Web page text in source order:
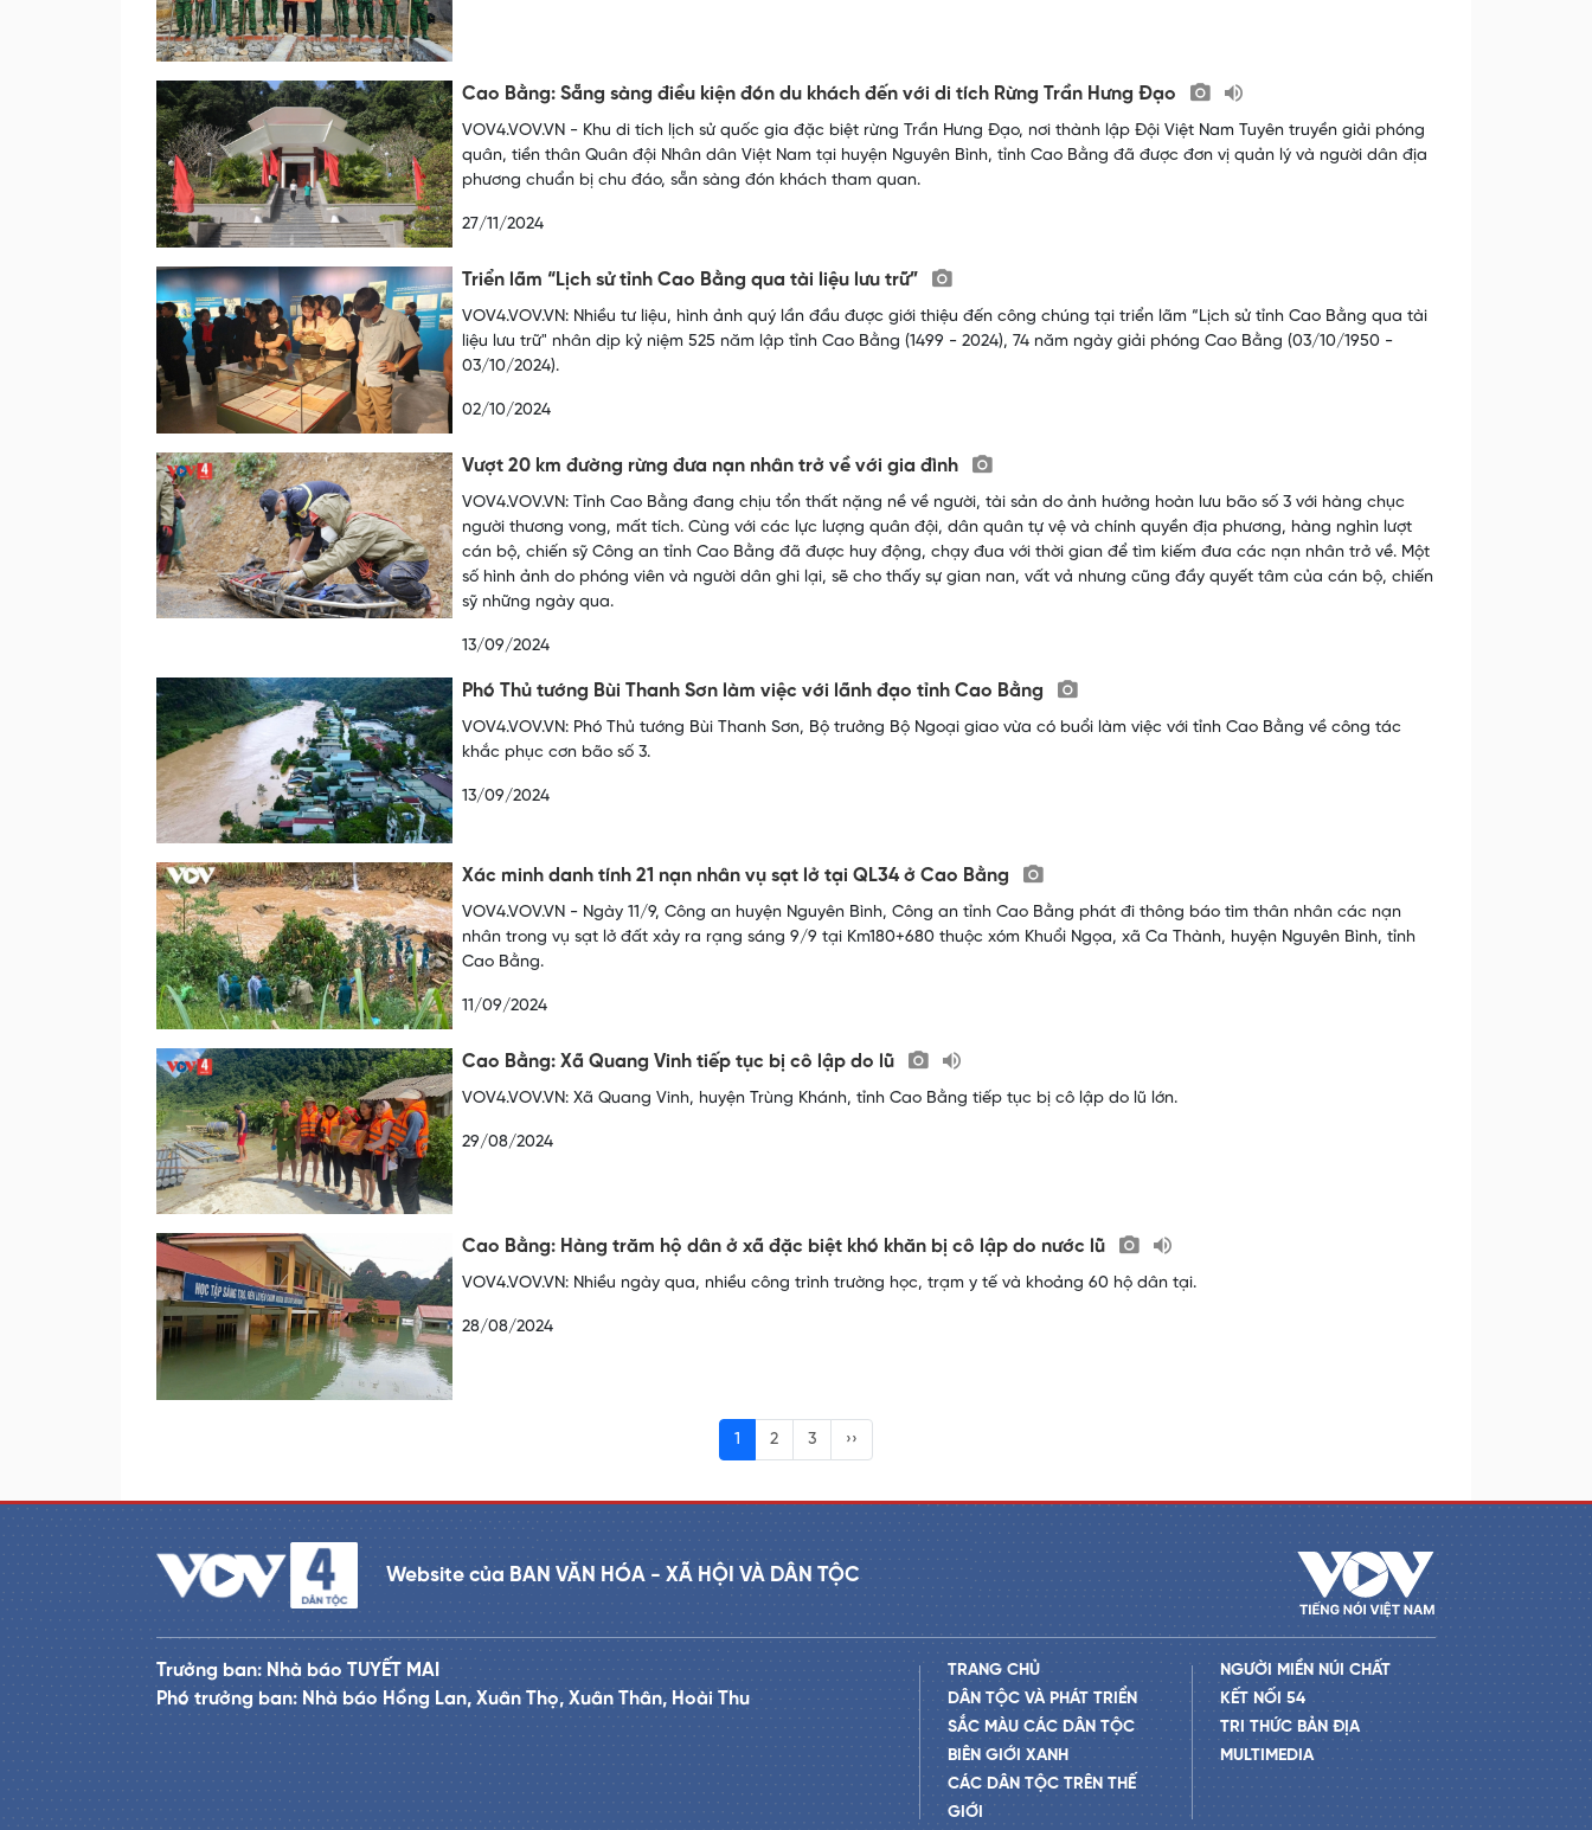
Cao Bằng: Sẵng sàng điều kiện đón du khách đến với di tích Rừng Trần Hưng Đạo
VOV4.VOV.VN - Khu di tích lịch sử quốc gia đặc biệt rừng Trần Hưng Đạo, nơi thành lập Đội Việt Nam Tuyên truyền giải phóng
quân, tiền thân Quân đội Nhân dân Việt Nam tại huyện Nguyên Bình, tỉnh Cao Bằng đã được đơn vị quản lý và người dân địa
phương chuẩn bị chu đáo, sẵn sàng đón khách tham quan.
27/11/2024
Triển lãm “Lịch sử tỉnh Cao Bằng qua tài liệu lưu trữ”
VOV4.VOV.VN: Nhiều tư liệu, hình ảnh quý lần đầu được giới thiệu đến công chúng tại triển lãm “Lịch sử tỉnh Cao Bằng qua tài
liệu lưu trữ" nhân dịp kỷ niệm 525 năm lập tỉnh Cao Bằng (1499 - 2024), 74 năm ngày giải phóng Cao Bằng (03/10/1950 -
03/10/2024).
02/10/2024
Vượt 20 km đường rừng đưa nạn nhân trở về với gia đình
VOV4.VOV.VN: Tỉnh Cao Bằng đang chịu tổn thất nặng nề về người, tài sản do ảnh hưởng hoàn lưu bão số 3 với hàng chục
người thương vong, mất tích. Cùng với các lực lượng quân đội, dân quân tự vệ và chính quyền địa phương, hàng nghìn lượt
cán bộ, chiến sỹ Công an tỉnh Cao Bằng đã được huy động, chạy đua với thời gian để tìm kiếm đưa các nạn nhân trở về. Một
số hình ảnh do phóng viên và người dân ghi lại, sẽ cho thấy sự gian nan, vất vả nhưng cũng đầy quyết tâm của cán bộ, chiến
sỹ những ngày qua.
13/09/2024
Phó Thủ tướng Bùi Thanh Sơn làm việc với lãnh đạo tỉnh Cao Bằng
VOV4.VOV.VN: Phó Thủ tướng Bùi Thanh Sơn, Bộ trưởng Bộ Ngoại giao vừa có buổi làm việc với tỉnh Cao Bằng về công tác
khắc phục cơn bão số 3.
13/09/2024
Xác minh danh tính 21 nạn nhân vụ sạt lở tại QL34 ở Cao Bằng
VOV4.VOV.VN - Ngày 11/9, Công an huyện Nguyên Bình, Công an tỉnh Cao Bằng phát đi thông báo tìm thân nhân các nạn
nhân trong vụ sạt lở đất xảy ra rạng sáng 9/9 tại Km180+680 thuộc xóm Khuổi Ngọa, xã Ca Thành, huyện Nguyên Bình, tỉnh
Cao Bằng.
11/09/2024
Cao Bằng: Xã Quang Vinh tiếp tục bị cô lập do lũ
VOV4.VOV.VN: Xã Quang Vinh, huyện Trùng Khánh, tỉnh Cao Bằng tiếp tục bị cô lập do lũ lớn.
29/08/2024
Cao Bằng: Hàng trăm hộ dân ở xã đặc biệt khó khăn bị cô lập do nước lũ
VOV4.VOV.VN: Nhiều ngày qua, nhiều công trình trường học, trạm y tế và khoảng 60 hộ dân tại.
28/08/2024
1 2 3 ››
Website của BAN VĂN HÓA - XÃ HỘI VÀ DÂN TỘC
Trưởng ban: Nhà báo TUYẾT MAI
Phó trưởng ban: Nhà báo Hồng Lan, Xuân Thọ, Xuân Thân, Hoài Thu
TRANG CHỦ
DÂN TỘC VÀ PHÁT TRIỂN
SẮC MÀU CÁC DÂN TỘC
BIÊN GIỚI XANH
CÁC DÂN TỘC TRÊN THẾ
GIỚI
NGƯỜI MIỀN NÚI CHẤT
KẾT NỐI 54
TRI THỨC BẢN ĐỊA
MULTIMEDIA